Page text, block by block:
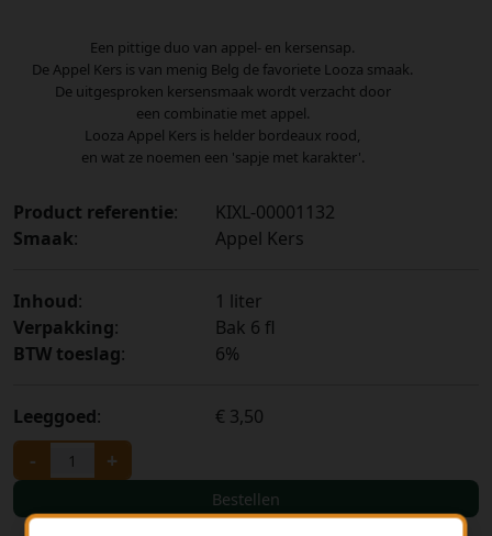
Een pittige duo van appel- en kersensap.
De Appel Kers is van menig Belg de favoriete Looza smaak.
De uitgesproken kersensmaak wordt verzacht door
een combinatie met appel.
Looza Appel Kers is helder bordeaux rood,
en wat ze noemen een 'sapje met karakter'.
Product referentie:
KIXL-00001132
Smaak: Appel Kers
Inhoud:
1 liter
Verpakking:
Bak 6 fl
BTW toeslag: 6%
Leeggoed: € 3,50
- +
Bestellen